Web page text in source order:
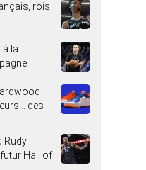
rois
à la
des
Rudy
futur Hall of